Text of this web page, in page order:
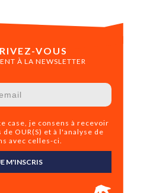
VOUS
À LA NEWSLETTER
case, je consens à recevoir
OUR(S) et à l'analyse de
avec celles-ci.
M'INSCRIS